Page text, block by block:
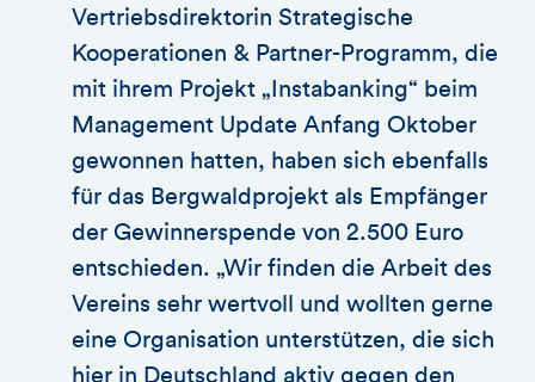
Vertriebsdirektorin Strategische
Kooperationen & Partner-Programm, die
mit ihrem Projekt „Instabanking“ beim
Management Update Anfang Oktober
gewonnen hatten, haben sich ebenfalls
für das Bergwaldprojekt als Empfänger
der Gewinnerspende von 2.500 Euro
entschieden. „Wir finden die Arbeit des
Vereins sehr wertvoll und wollten gerne
eine Organisation unterstützen, die sich
hier in Deutschland aktiv gegen den